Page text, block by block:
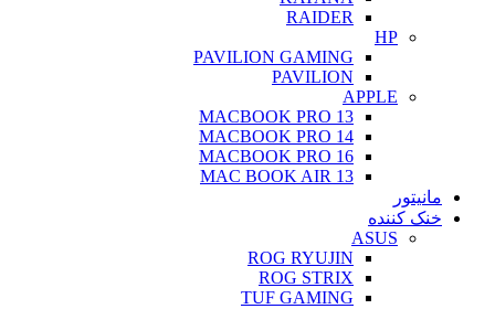
RAIDER
HP
PAVILION GAMING
PAVILION
APPLE
MACBOOK PRO 13
MACBOOK PRO 14
MACBOOK PRO 16
MAC BOOK AIR 13
مانیتور
خنک کننده
ASUS
ROG RYUJIN
ROG STRIX
TUF GAMING